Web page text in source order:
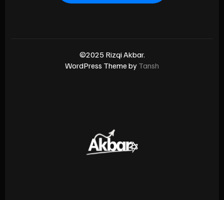
©2025 Rizqi Akbar.
WordPress Theme by Tansh